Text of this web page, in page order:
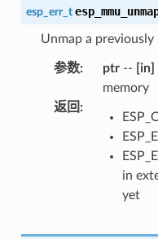
esp_err_t
Unmap a
参数: ptr-- [in]
memory
返回:
in
yet